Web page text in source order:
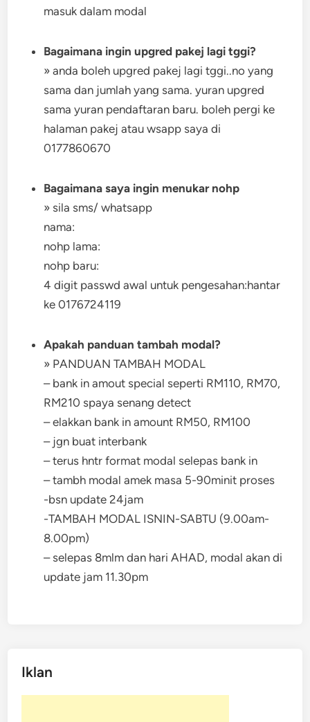
masuk dalam modal
Bagaimana ingin upgred pakej lagi tggi?
» anda boleh upgred pakej lagi tggi..no yang
sama dan jumlah yang sama. yuran upgred
sama yuran pendaftaran baru. boleh pergi ke
halaman pakej atau wsapp saya di
0177860670
Bagaimana saya ingin menukar nohp
» sila sms/ whatsapp
nama:
nohp lama:
nohp baru:
4 digit passwd awal untuk pengesahan:hantar
ke 0176724119
Apakah panduan tambah modal?
» PANDUAN TAMBAH MODAL
– bank in amout special seperti RM110, RM70,
RM210 spaya senang detect
– elakkan bank in amount RM50, RM100
– jgn buat interbank
– terus hntr format modal selepas bank in
– tambh modal amek masa 5-90minit proses
-bsn update 24jam
-TAMBAH MODAL ISNIN-SABTU (9.00am-
8.00pm)
– selepas 8mlm dan hari AHAD, modal akan di
update jam 11.30pm
Iklan